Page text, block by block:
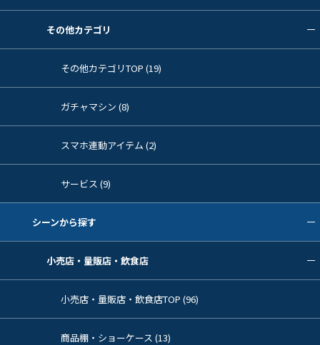
その他カテゴリ
その他カテゴリTOP (19)
ガチャマシン (8)
スマホ連動アイテム (2)
サービス (9)
シーンから探す
小売店・量販店・飲食店
小売店・量販店・飲食店TOP (96)
商品棚・ショーケース (13)